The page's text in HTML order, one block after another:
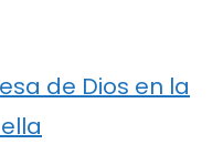
de Dios en la